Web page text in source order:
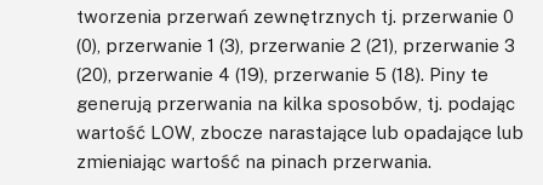
tworzenia przerwań zewnętrznych tj. przerwanie 0
(0), przerwanie 1 (3), przerwanie 2 (21), przerwanie 3
(20), przerwanie 4 (19), przerwanie 5 (18). Piny te
generują przerwania na kilka sposobów, tj. podając
wartość LOW, zbocze narastające lub opadające lub
zmieniając wartość na pinach przerwania.